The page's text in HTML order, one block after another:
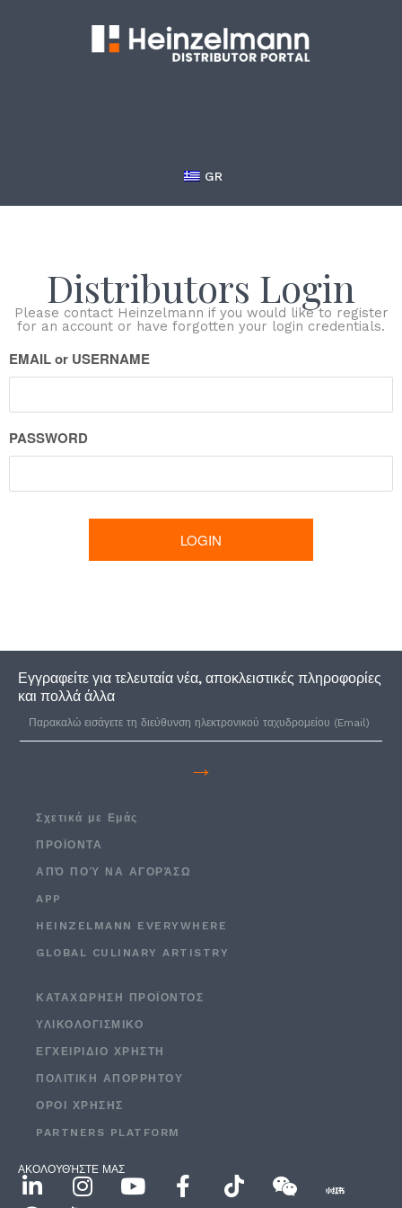
GR
Distributors Login
Please contact Heinzelmann if you would like to register
for an account or have forgotten your login credentials.
EMAIL or USERNAME
PASSWORD
Εγγραφείτε για τελευταία νέα, αποκλειστικές πληροφορίες
και πολλά άλλα
→
Σχετικά με Εμάς
ΠΡΟΪΟΝΤΑ
ΑΠΌ ΠΟΎ ΝΑ ΑΓΟΡΆΣΩ
APP
HEINZELMANN EVERYWHERE
GLOBAL CULINARY ARTISTRY
ΚΑΤΑΧΏΡΗΣΗ ΠΡΟΪΌΝΤΟΣ
ΥΛΙΚΟΛΟΓΙΣΜΙΚΌ
ΕΓΧΕΙΡΙΔΙΟ ΧΡΗΣΤΗ
ΠΟΛΙΤΙΚΉ ΑΠΟΡΡΉΤΟΥ
ΟΡΟΙ ΧΡΉΣΗΣ
PARTNERS PLATFORM
ΑΚΟΛΟΥΘΉΣΤΕ ΜΑΣ